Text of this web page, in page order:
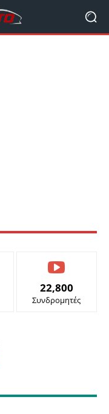
22,800
Συνδρομητές